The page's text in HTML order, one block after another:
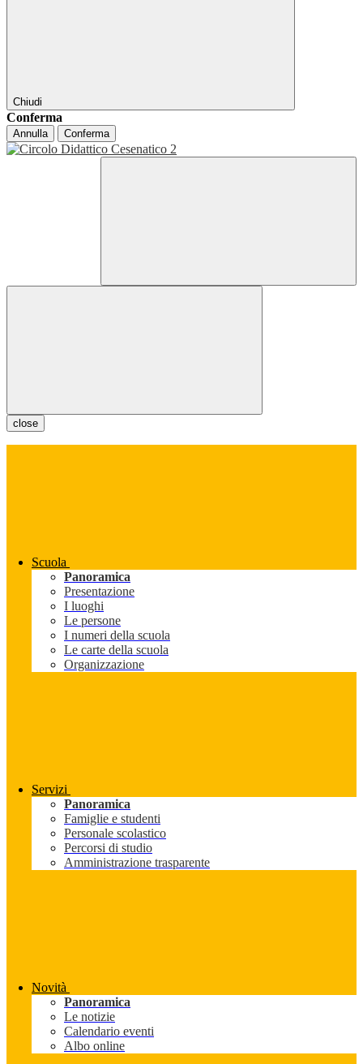
Chiudi
Conferma
Annulla Conferma
close
Scuola
Panoramica
Presentazione
I luoghi
Le persone
I numeri della scuola
Le carte della scuola
Organizzazione
Servizi
Panoramica
Famiglie e studenti
Personale scolastico
Percorsi di studio
Amministrazione trasparente
Novità
Panoramica
Le notizie
Calendario eventi
Albo online